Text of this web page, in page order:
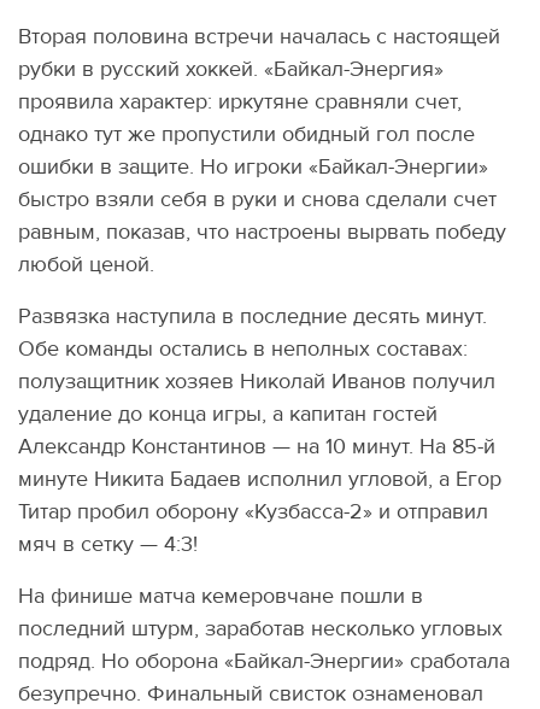
Вторая половина встречи началась с настоящей
рубки в русский хоккей. «Байкал-Энергия»
проявила характер: иркутяне сравняли счет,
однако тут же пропустили обидный гол после
ошибки в защите. Но игроки «Байкал-Энергии»
быстро взяли себя в руки и снова сделали счет
равным, показав, что настроены вырвать победу
любой ценой.
Развязка наступила в последние десять минут.
Обе команды остались в неполных составах:
полузащитник хозяев Николай Иванов получил
удаление до конца игры, а капитан гостей
Александр Константинов — на 10 минут. На 85-й
минуте Никита Бадаев исполнил угловой, а Егор
Титар пробил оборону «Кузбасса-2» и отправил
мяч в сетку — 4:3!
На финише матча кемеровчане пошли в
последний штурм, заработав несколько угловых
подряд. Но оборона «Байкал-Энергии» сработала
безупречно. Финальный свисток ознаменовал